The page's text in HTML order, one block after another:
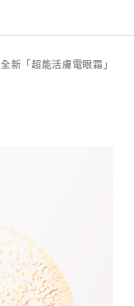
全新「超能活膚電眼霜」